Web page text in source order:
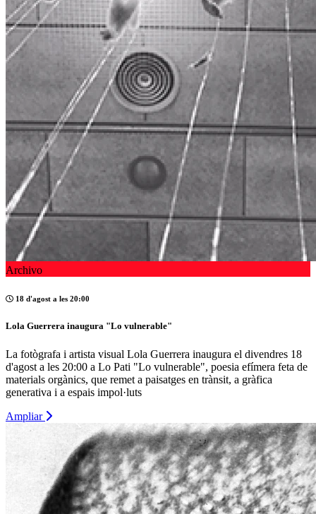
Archivo
18 d'agost a les 20:00
Lola Guerrera inaugura "Lo vulnerable"
La fotògrafa i artista visual Lola Guerrera inaugura el divendres 18
d'agost a les 20:00 a Lo Pati "Lo vulnerable", poesia efímera feta de
materials orgànics, que remet a paisatges en trànsit, a gràfica
generativa i a espais impol·luts
Ampliar